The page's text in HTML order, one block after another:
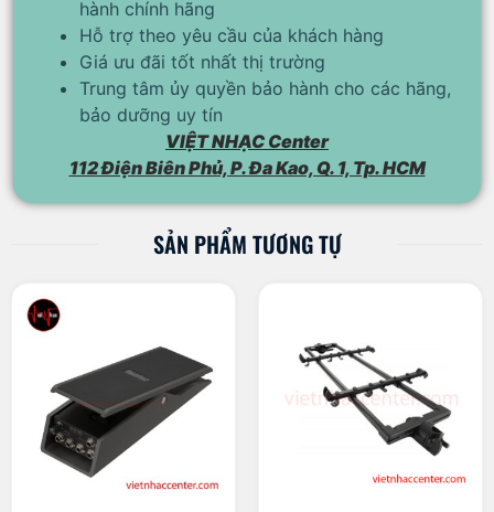
hành chính hãng
Hỗ trợ theo yêu cầu của khách hàng
Giá ưu đãi tốt nhất thị trường
Trung tâm ủy quyền bảo hành cho các hãng,
bảo dưỡng uy tín
VIỆT NHẠC Center
112 Điện Biên Phủ, P. Đa Kao, Q. 1, Tp. HCM
SẢN PHẨM TƯƠNG TỰ